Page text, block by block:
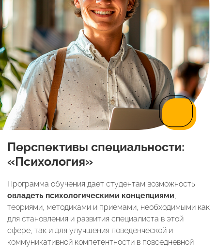
Перспективы специальности:
«Психология»
Программа обучения дает студентам возможность
овладеть психологическими концепциями,
теориями, методиками и приемами, необходимыми как
для становления и развития специалиста в этой
сфере, так и для улучшения поведенческой и
коммуникативной компетентности в повседневной